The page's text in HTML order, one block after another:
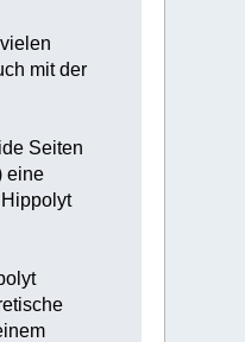
mit der
Seiten
eine